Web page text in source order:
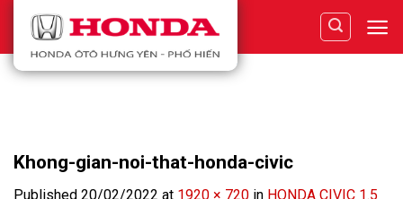
content
Khong-gian-noi-that-honda-civic
Published 20/02/2022 at 1920 × 720 in HONDA CIVIC 1.5